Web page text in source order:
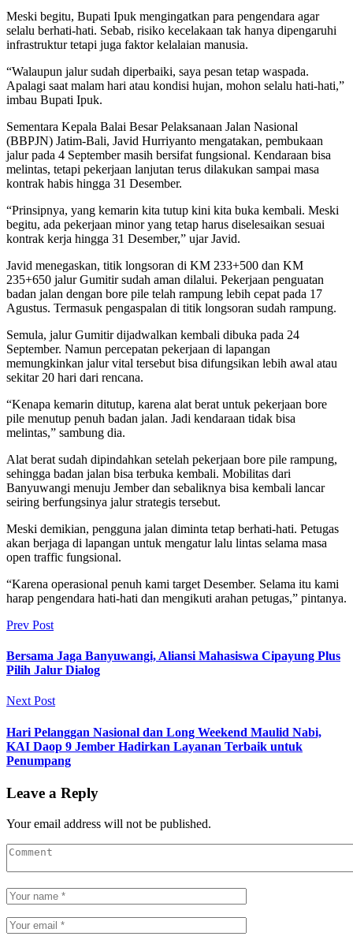
Meski begitu, Bupati Ipuk mengingatkan para pengendara agar
selalu berhati-hati. Sebab, risiko kecelakaan tak hanya dipengaruhi
infrastruktur tetapi juga faktor kelalaian manusia.
“Walaupun jalur sudah diperbaiki, saya pesan tetap waspada.
Apalagi saat malam hari atau kondisi hujan, mohon selalu hati-hati,”
imbau Bupati Ipuk.
Sementara Kepala Balai Besar Pelaksanaan Jalan Nasional
(BBPJN) Jatim-Bali, Javid Hurriyanto mengatakan, pembukaan
jalur pada 4 September masih bersifat fungsional. Kendaraan bisa
melintas, tetapi pekerjaan lanjutan terus dilakukan sampai masa
kontrak habis hingga 31 Desember.
“Prinsipnya, yang kemarin kita tutup kini kita buka kembali. Meski
begitu, ada pekerjaan minor yang tetap harus diselesaikan sesuai
kontrak kerja hingga 31 Desember,” ujar Javid.
Javid menegaskan, titik longsoran di KM 233+500 dan KM
235+650 jalur Gumitir sudah aman dilalui. Pekerjaan penguatan
badan jalan dengan bore pile telah rampung lebih cepat pada 17
Agustus. Termasuk pengaspalan di titik longsoran sudah rampung.
Semula, jalur Gumitir dijadwalkan kembali dibuka pada 24
September. Namun percepatan pekerjaan di lapangan
memungkinkan jalur vital tersebut bisa difungsikan lebih awal atau
sekitar 20 hari dari rencana.
“Kenapa kemarin ditutup, karena alat berat untuk pekerjaan bore
pile menutup penuh badan jalan. Jadi kendaraan tidak bisa
melintas,” sambung dia.
Alat berat sudah dipindahkan setelah pekerjaan bore pile rampung,
sehingga badan jalan bisa terbuka kembali. Mobilitas dari
Banyuwangi menuju Jember dan sebaliknya bisa kembali lancar
seiring berfungsinya jalur strategis tersebut.
Meski demikian, pengguna jalan diminta tetap berhati-hati. Petugas
akan berjaga di lapangan untuk mengatur lalu lintas selama masa
open traffic fungsional.
“Karena operasional penuh kami target Desember. Selama itu kami
harap pengendara hati-hati dan mengikuti arahan petugas,” pintanya.
Prev Post
Bersama Jaga Banyuwangi, Aliansi Mahasiswa Cipayung Plus
Pilih Jalur Dialog
Next Post
Hari Pelanggan Nasional dan Long Weekend Maulid Nabi,
KAI Daop 9 Jember Hadirkan Layanan Terbaik untuk
Penumpang
Leave a Reply
Your email address will not be published.